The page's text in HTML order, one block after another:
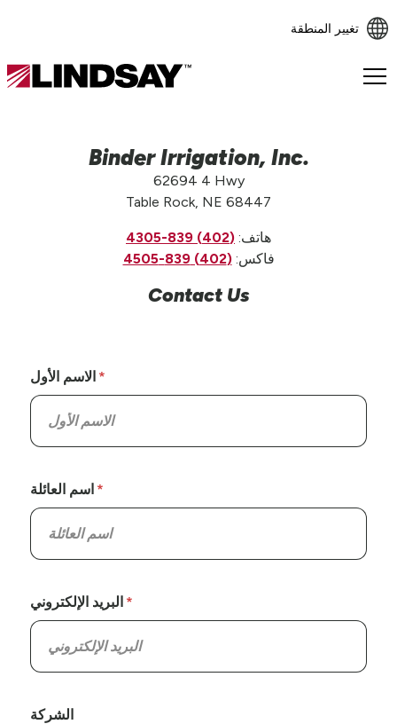
تغيير المنطقة
Lindsay.
Binder Irrigation, Inc.
62694 4 Hwy
Table Rock, NE 68447
هاتف: (402) 839-4305
فاكس:(402) 839-4505
Contact Us
الاسم الأول
اسم العائلة
البريد الإلكتروني
الشركة